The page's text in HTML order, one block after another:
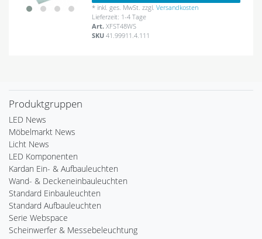
* inkl. ges. MwSt. zzgl.Versandkosten
Lieferzeit: 1-4 Tage
Art.XFST48WS
SKU41.99911.4.111
Produktgruppen
LED News
Möbelmarkt News
Licht News
LED Komponenten
Kardan Ein- & Aufbauleuchten
Wand- & Deckeneinbauleuchten
Standard Einbauleuchten
Standard Aufbauleuchten
Serie Webspace
Scheinwerfer & Messebeleuchtung